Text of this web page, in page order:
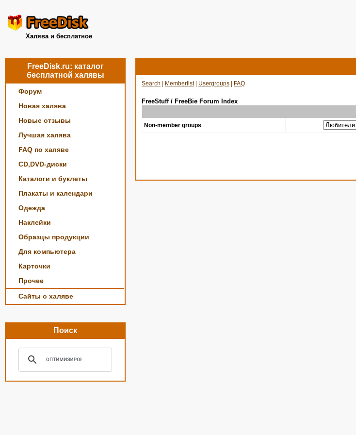
Халява и бесплатное
FreeDisk.ru: каталог
бесплатной халявы
Форум
Новая халява
Новые отзывы
Лучшая халява
FAQ по халяве
CD,DVD-диски
Каталоги и буклеты
Плакаты и календари
Одежда
Наклейки
Образцы продукции
Для компьютера
Карточки
Прочее
Сайты о халяве
Поиск
Search Memberlist| Usergroups FAQ
FreeStuff / FreeBie Forum Index
Non-member groups